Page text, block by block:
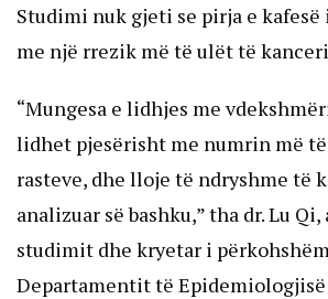
Studimi nuk gjeti se pirja e
me një rrezik më të ulët të
“Mungesa e lidhjes me
lidhet pjesërisht me numrin më
rasteve, dhe lloje të ndryshme të
analizuar së bashku,” tha dr. Lu
studimit dhe kryetar i
Departamentit të